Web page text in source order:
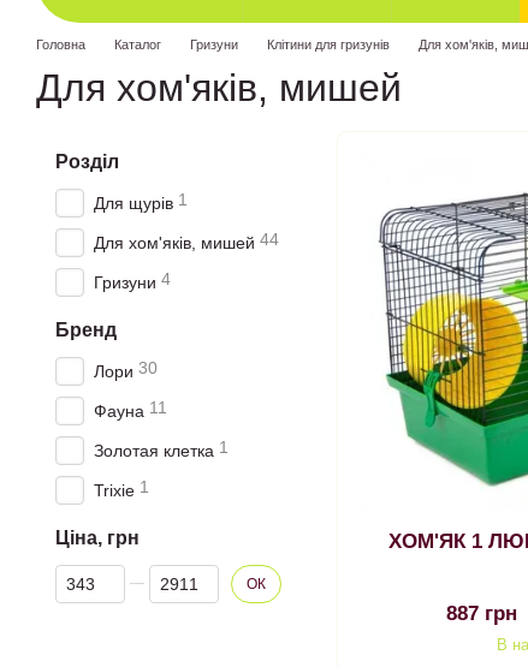
Головна Каталог Гризуни Клітини для гризунів Для хом'яків,
Для хом'яків, мишей
887 грн
В
Розділ
Для щурів 1
Для хом'яків, мишей 44
Гризуни 4
Бренд
Лори 30
Фауна 11
Золотая клетка 1
Trixie 1
Ціна, грн
Від Ціна, грн
До Ціна, грн
ОК